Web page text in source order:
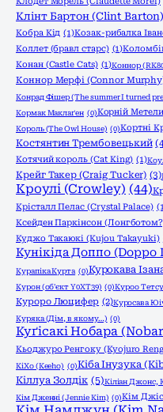
Клінт Бартон (Clint Barton)
Кобра Кід (1)Козак-рибалка
Коллет (бравл старс) (1)
Конан (Castle Cats) (1)Коннор
Коннор Мерфі (Connor
Конрад Фішер (The summer I turned
Кормак Маклаґен (0)Корній
Король (The Owl House) (0)Кортні
Костянтин Трембовецький
Котячий король (Cat King) (1)
Крейг Такер (Craig Tucker) (3)
Кроулі (Crowley) (44)
Крісталл Пелас (Crystal Palace)
Ксейден Паркінсон
Куджо Такаюкі (Kujou Takayuki)
Кунікіда Доппо (Doppo
Курапіка Курта (0)Курокава
Курон (об'єкт Y0XT39) (0)Куроо
Куроро Люцифер (2)Куросава
Куряка (Дім, в якому…) (0)
Куґісакі Нобара
Кьоджуро Ренгоку (Kyojuro
КіХо (Keeho) (0)Кіба Інузука
Кіллуа Золдік (5)Кіліан Джонс,
Кім Дженні (Jennie Kim) (0)Кім